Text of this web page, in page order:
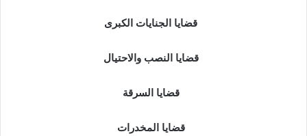
قضايا الجنايات الكبرى
قضايا النصب والاحتيال
قضايا السرقة
قضايا المخدرات